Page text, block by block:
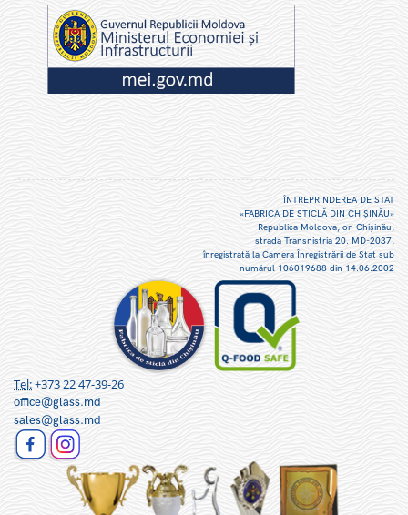
ÎNTREPRINDEREA DE STAT
«FABRICA DE STICLĂ DIN CHIŞINĂU»
Republica Moldova, or. Chişinău,
strada Transnistria 20. MD-2037,
înregistrată la Camera Înregistrării de Stat sub
numărul 106019688 din 14.06.2002
Tel:+373 22 47-39-26
office@glass.md
sales@glass.md